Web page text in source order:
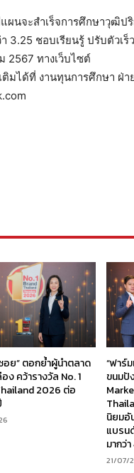
นจะสำเร็จการศึกษาวุฒิป
ชอบเรียนรู้ ปรับตัวเร็
2567 ทางเว็บไซต์
ติมได้ที่ งานทุนการศึกษา ฝ่
อย” ตอกย้ำผู้นำตลาด
ง คว้ารางวัล No. 1
2026 ต่อ
“ฟาร์
ขนมปั
นิยมอั
แบรน
มากว่
21/07/